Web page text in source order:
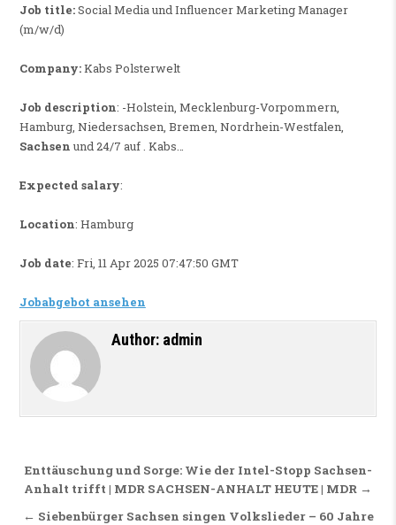
Job title:Social Media und Influencer Marketing Manager
(m/w/d)
Company:Kabs Polsterwelt
Job description: -Holstein, Mecklenburg-Vorpommern,
Hamburg, Niedersachsen, Bremen, Nordrhein-Westfalen,
Sachsen und 24/7 auf . Kabs…
Expected salary:
Location: Hamburg
Job date: Fri, 11 Apr 2025 07:47:50 GMT
Jobabgebot ansehen
Author: admin
Beitragsnavigation
Enttäuschung und Sorge: Wie der Intel-Stopp Sachsen-
Anhalt trifft | MDR SACHSEN-ANHALT HEUTE | MDR →
← Siebenbürger Sachsen singen Volkslieder – 60 Jahre